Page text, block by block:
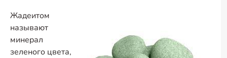
Жадеитом
называют
минерал
зеленого цвета,